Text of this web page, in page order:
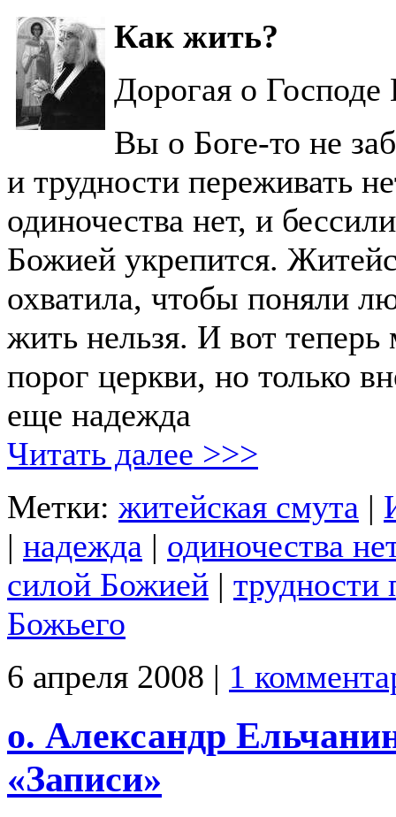
Как жить?
Дорогая о
Вы о Боге-то не
и трудности переживать
одиночества нет, и
Божией укрепится.
охватила, чтобы поняли
жить нельзя. И вот теперь
порог церкви, но только
еще надежда
Читать далее >>>
Метки: житейская смута |
| надежда | одиночества
силой Божией | трудности
Божьего
6 апреля 2008 | 1
о. Александр
«Записи»